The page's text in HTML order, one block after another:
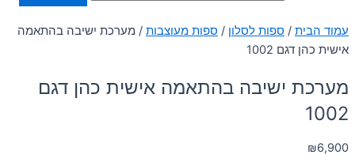
עמוד הבית / ספות לסלון / ספות מעוצבות / מערכת ישיבה בהתאמה
אישית כהן דגם 1002
מערכת ישיבה בהתאמה אישית כהן דגם
1002
₪6,900